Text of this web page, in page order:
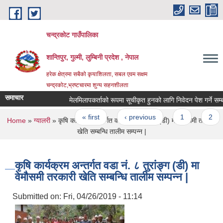
Skip to main content
चन्द्रकोट गाउँपालिका
शान्तिपुर, गुल्मी, लुम्बिनी प्रदेश , नेपाल
हरेक क्षेत्रमा सबैको कृयाशिलता, सबल एवम सक्षम
चन्द्रकोट,भ्रष्टचारमा शुन्य सहनशीलता
समाचार मेलमिलापकर्ताको रूपमा सूचीकृत हुनको लागि निवेदन पेश गर्ने
Pages
« first ‹ previous 1 2
You are here
Home» ग्यालरी» कृषि कार्यक्रम अन्तर्गत वडा नं. ८ तुरांङ्ग (डी) मा वेमौसमी तरकारी
खेति सम्बन्धि तालीम सम्पन्न |
कृषि कार्यक्रम अन्तर्गत वडा नं. ८ तुरांङ्ग (डी) मा
वेमौसमी तरकारी खेति सम्बन्धि तालीम सम्पन्न |
Submitted on: Fri, 04/26/2019 - 11:14